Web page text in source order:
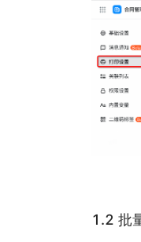
1.2 批